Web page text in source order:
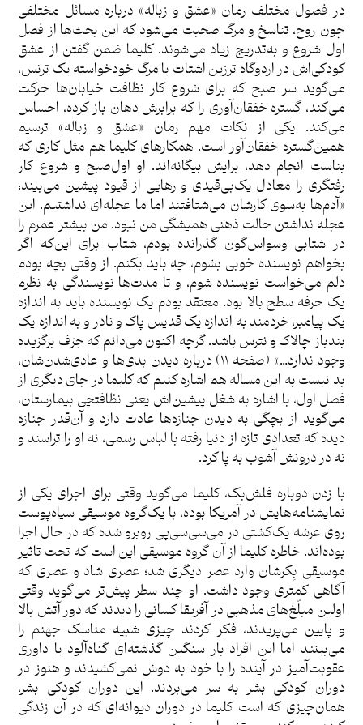
در فصول مختلف رمان «عشق و زباله» درباره مسائل مختلفی
چون روح، تناسخ و مرگ صحبت می‌شود که این بحث‌ها از فصل
اول شروع و به‌تدریج زیاد می‌شوند. کلیما ضمن گفتن از عشق
کودکی‌اش در اردوگاه ترزین اشتات یا مرگ خودخواسته یک ترنس،
می‌گوید سر صبح که برای شروع کار نظافت خیابان‌ها حرکت
می‌کند، گستره خفقان‌آوری را که برابرش دهان باز کرده، احساس
می‌کند. یکی از نکات مهم رمان «عشق و زباله» ترسیم
همین‌گستره خفقان‌آور است. همکارهای کلیما هم مثل کاری که
بناست انجام دهد، برایش بیگانه‌اند. او اول‌صبح و شروع کار
رفتگری را معادل یک‌بی‌قیدی و رهایی از قیود پیشین می‌بیند:
«آدم‌ها به‌سوی کارشان می‌شتافتند اما ما عجله‌ای نداشتیم. این
عجله نداشتن حالت ذهنی همیشگی من نبود. من بیشتر عمرم را
در شتابی وسواس‌گون گذرانده بودم، شتاب برای این‌که اگر
بخواهم نویسنده خوبی بشوم، چه باید بکنم. از وقتی بچه بودم
دلم می‌خواست نویسنده شوم، و تا مدت‌ها نویسندگی به نظرم
یک حرفه سطح بالا بود. معتقد بودم یک نویسنده باید به اندازه
یک پیامبر، خردمند به اندازه یک قدیس پاک و نادر و به اندازه یک
بندباز چالاک و نترس باشد. گرچه اکنون می‌دانم که حِرَف برگزیده
وجود ندارد…» (صفحه ۱۱) درباره دیدن بدی‌ها و عادی‌شدن‌شان،
بد نیست به این مساله هم اشاره کنیم که کلیما در جای دیگری از
فصل اول، با اشاره به شغل پیشین‌اش یعنی نظافتچی بیمارستان،
می‌گوید از بچگی به دیدن جنازه‌ها عادت دارد و آن‌قدر جنازه
دیده که تعدادی تازه از دنیا رفته با لباس رسمی، نه او را تراسند و
نه در درونش آشوب به پا کرد.
با زدن دوباره فلش‌بک، کلیما می‌گوید وقتی برای اجرای یکی از
نمایشنامه‌هایش در آمریکا بوده، با یک‌گروه موسیقی سیاه‌پوست
روی عرشه یک‌کشتی در می‌سی‌سی‌پی روبرو شده که در حال اجرا
بوده‌اند. خاطره کلیما از آن گروه موسیقی این است که تحت تاثیر
موسیقی بِکرشان وارد عصر دیگری شد؛ عصری شاد و عصری که
آگاهی کمتری وجود داشت. او چند سطر پیش‌تر می‌گوید وقتی
اولین مبلّغ‌های مذهبی در آفریقا کسانی را دیدند که دور آتش بالا
و پایین می‌پریدند، فکر کردند چیزی شبیه مناسک جهنم را
می‌بینند اما این افراد بار سنگین گذشته‌ای گناه‌آلود یا داوری
عقوبت‌آمیز در آینده را با خود به دوش نمی‌کشیدند و هنوز در
دوران کودکی بشر به سر می‌بردند. این دوران کودکی بشر،
همان‌چیزی که است کلیما در دوران دیوانه‌ای که در آن زندگی